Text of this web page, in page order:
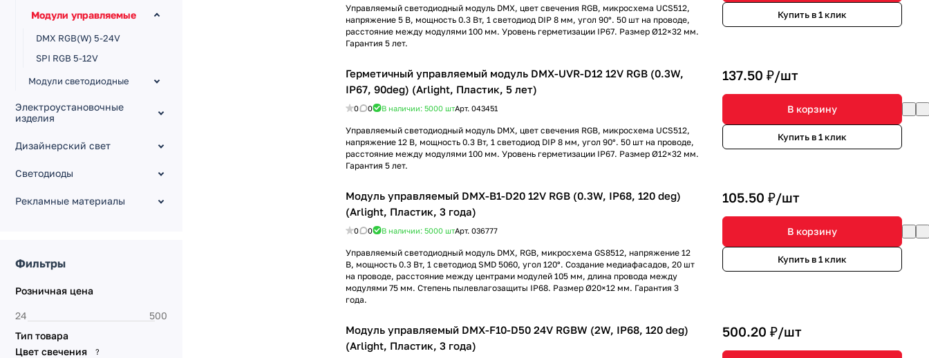
Управляемый светодиодный модуль DMX, цвет свечения RGB, микросхема UCS512,
напряжение 5 В, мощность 0.3 Вт, 1 светодиод DIP 8 мм, угол 90°. 50 шт на проводе,
расстояние между модулями 100 мм. Уровень герметизации IP67. Размер Ø12×32 мм.
Гарантия 5 лет.
Купить в 1 клик
Герметичный управляемый модуль DMX-UVR-D12 12V RGB (0.3W,
IP67, 90deg) (Arlight, Пластик, 5 лет)
0 0 В наличии: 5000 штАрт. 043451
Управляемый светодиодный модуль DMX, цвет свечения RGB, микросхема UCS512,
напряжение 12 В, мощность 0.3 Вт, 1 светодиод DIP 8 мм, угол 90°. 50 шт на проводе,
расстояние между модулями 100 мм. Уровень герметизации IP67. Размер Ø12×32 мм.
Гарантия 5 лет.
137.50 ₽/шт
В корзину
Купить в 1 клик
Модуль управляемый DMX-B1-D20 12V RGB (0.3W, IP68, 120 deg)
(Arlight, Пластик, 3 года)
0 0 В наличии: 5000 штАрт. 036777
Управляемый светодиодный модуль DMX, RGB, микросхема GS8512, напряжение 12
В, мощность 0.3 Вт, 1 светодиод SMD 5060, угол 120°. Создание медиафасадов, 20 шт
на проводе, расстояние между центрами модулей 105 мм, длина провода между
модулями 75 мм. Степень пылевлагозащиты IP68. Размер Ø20×12 мм. Гарантия 3
года.
105.50 ₽/шт
В корзину
Купить в 1 клик
Модуль управляемый DMX-F10-D50 24V RGBW (2W, IP68, 120 deg)
(Arlight, Пластик, 3 года)
500.20 ₽/шт
Модули управляемые
DMX RGB(W) 5-24V
SPI RGB 5-12V
Модули светодиодные
Электроустановочные
изделия
Дизайнерский свет
Светодиоды
Рекламные материалы
Фильтры
Розничная цена
Тип товара
Цвет свечения
?